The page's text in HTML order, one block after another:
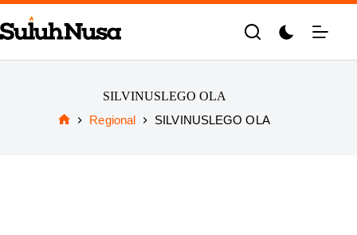
Skip
to
content
SILVINUSLEGO OLA
Regional SILVINUSLEGO OLA